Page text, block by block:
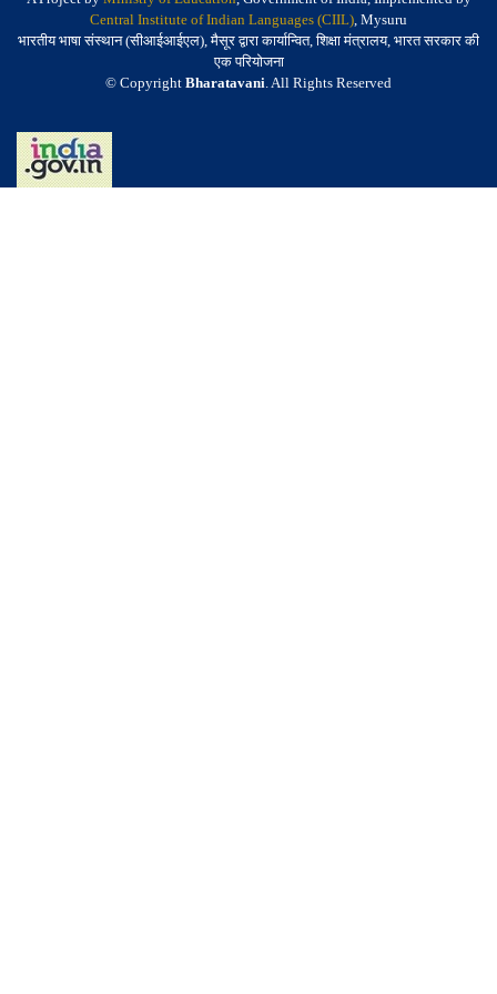
Central Institute of Indian Languages (CIIL), Mysuru
भारतीय भाषा संस्थान (सीआईआईएल), मैसूर द्वारा कार्यान्वित, शिक्षा मंत्रालय, भारत सरकार की
एक परियोजना
© Copyright Bharatavani. All Rights Reserved